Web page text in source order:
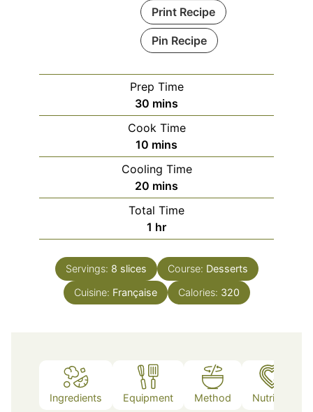
Print Recipe
Pin Recipe
Prep Time
30 minutes
mins
Cook Time
10 minutes
mins
Cooling Time
20 minutes
mins
Total Time
1 hour
hr
Servings: 8 slices Course: Desserts
Cuisine: Française Calories: 320
Ingredients Equipment Method Nutrition